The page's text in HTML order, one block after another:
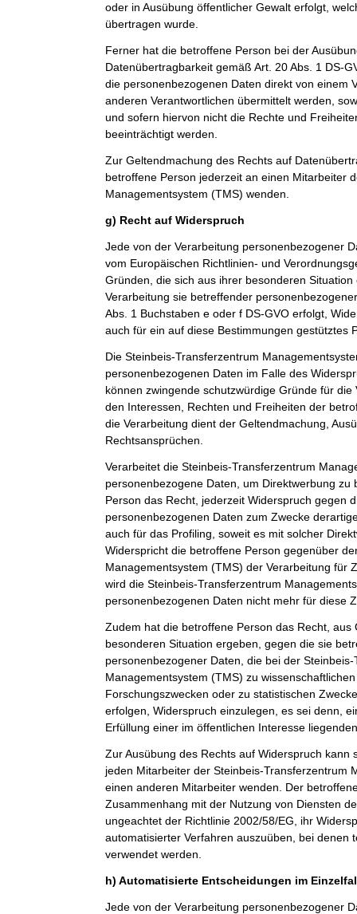
oder in Ausübung öffentlicher Gewalt erfolgt,
übertragen wurde.
Ferner hat die betroffene Person bei der
Datenübertragbarkeit gemäß Art. 20 Abs. 1 DS-
die personenbezogenen Daten direkt von einem
anderen Verantwortlichen übermittelt werden,
und sofern hiervon nicht die Rechte und
beeinträchtigt werden.
Zur Geltendmachung des Rechts auf
betroffene Person jederzeit an einen Mitarbeiter
Managementsystem (TMS) wenden.
g) Recht auf Widerspruch
Jede von der Verarbeitung personenbezogener
vom Europäischen Richtlinien- und
Gründen, die sich aus ihrer besonderen
Verarbeitung sie betreffender
Abs. 1 Buchstaben e oder f DS-GVO erfolgt,
auch für ein auf diese Bestimmungen gestütztes
Die Steinbeis-Transferzentrum
personenbezogenen Daten im Falle des
können zwingende schutzwürdige Gründe für
den Interessen, Rechten und Freiheiten der
die Verarbeitung dient der Geltendmachung,
Rechtsansprüchen.
Verarbeitet die Steinbeis-Transferzentrum
personenbezogene Daten, um Direktwerbung
Person das Recht, jederzeit Widerspruch gegen
personenbezogenen Daten zum Zwecke
auch für das Profiling, soweit es mit solcher
Widerspricht die betroffene Person gegenüber
Managementsystem (TMS) der Verarbeitung für
wird die Steinbeis-Transferzentrum
personenbezogenen Daten nicht mehr für diese
Zudem hat die betroffene Person das Recht, aus
besonderen Situation ergeben, gegen die sie
personenbezogener Daten, die bei der
Managementsystem (TMS) zu
Forschungszwecken oder zu statistischen
erfolgen, Widerspruch einzulegen, es sei denn,
Erfüllung einer im öffentlichen Interesse
Zur Ausübung des Rechts auf Widerspruch kann
jeden Mitarbeiter der Steinbeis-Transferzentrum
einen anderen Mitarbeiter wenden. Der
Zusammenhang mit der Nutzung von Diensten
ungeachtet der Richtlinie 2002/58/EG, ihr
automatisierter Verfahren auszuüben, bei denen
verwendet werden.
h) Automatisierte Entscheidungen im
Jede von der Verarbeitung personenbezogener